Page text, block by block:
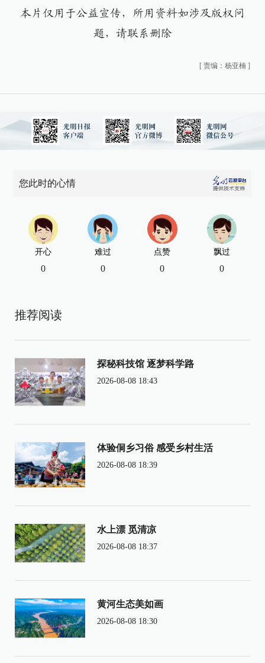
本片仅用于公益宣传，所用资料如涉及版权问
题，请联系删除
[ 责编：杨亚楠 ]
您此时的心情
开心
0
难过
0
点赞
0
飘过
0
推荐阅读
探秘科技馆 逐梦科学路
2026-08-08 18:43
体验侗乡习俗 感受乡村生活
2026-08-08 18:39
水上漂 觅清凉
2026-08-08 18:37
黄河生态美如画
2026-08-08 18:30